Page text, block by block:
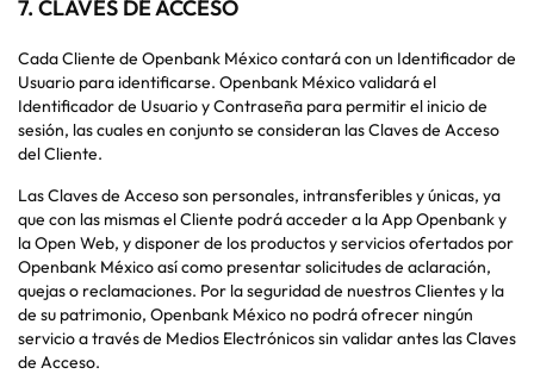
7. CLAVES DE ACCESO
Cada Cliente de Openbank México contará con un Identificador de
Usuario para identificarse. Openbank México validará el
Identificador de Usuario y Contraseña para permitir el inicio de
sesión, las cuales en conjunto se consideran las Claves de Acceso
del Cliente.
Las Claves de Acceso son personales, intransferibles y únicas, ya
que con las mismas el Cliente podrá acceder a la App Openbank y
la Open Web, y disponer de los productos y servicios ofertados por
Openbank México así como presentar solicitudes de aclaración,
quejas o reclamaciones. Por la seguridad de nuestros Clientes y la
de su patrimonio, Openbank México no podrá ofrecer ningún
servicio a través de Medios Electrónicos sin validar antes las Claves
de Acceso.